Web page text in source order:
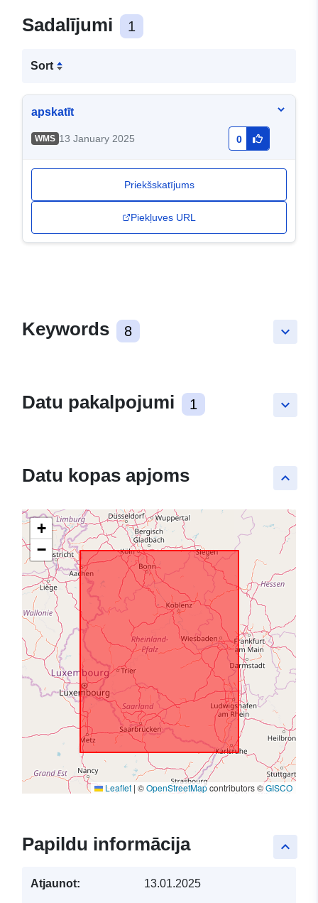
Sadalījumi 1
Sort
apskatīt
WMS 13 January 2025 0
Priekšskatījums
Piekļuves URL
keyboard_arrow_down
Keywords 8
keyboard_arrow_down
Datu pakalpojumi 1
keyboard_arrow_up
Datu kopas apjoms
+
−
Leaflet | ©OpenStreetMapcontributors ©GISCO
keyboard_arrow_up
Papildu informācija
Atjaunot: 13.01.2025